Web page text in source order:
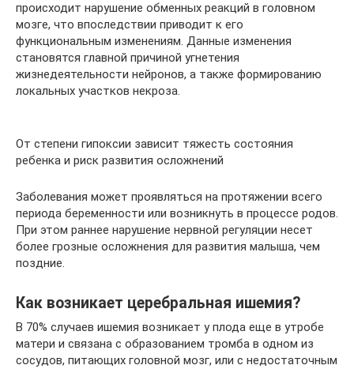
происходит нарушение обменных реакций в головном
мозге, что впоследствии приводит к его
функциональным изменениям. Данные изменения
становятся главной причиной угнетения
жизнедеятельности нейронов, а также формированию
локальных участков некроза.
От степени гипоксии зависит тяжесть состояния
ребенка и риск развития осложнений
Заболевания может проявляться на протяжении всего
периода беременности или возникнуть в процессе родов.
При этом раннее нарушение нервной регуляции несет
более грозные осложнения для развития малыша, чем
поздние.
Как возникает церебральная ишемия?
В 70% случаев ишемия возникает у плода еще в утробе
матери и связана с образованием тромба в одном из
сосудов, питающих головной мозг, или с недостаточным